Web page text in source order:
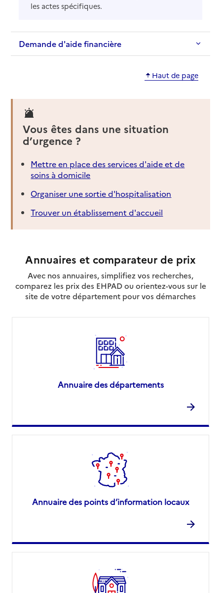
les actes spécifiques.
Demande d'aide financière
Haut de page
Vous êtes dans une situation
d’urgence ?
Mettre en place des services d'aide et de
soins à domicile
Organiser une sortie d'hospitalisation
Trouver un établissement d'accueil
Annuaires et comparateur de prix
Avec nos annuaires, simplifiez vos recherches,
comparez les prix des EHPAD ou orientez-vous sur le
site de votre département pour vos démarches
Annuaire des départements
Annuaire des points d’information locaux